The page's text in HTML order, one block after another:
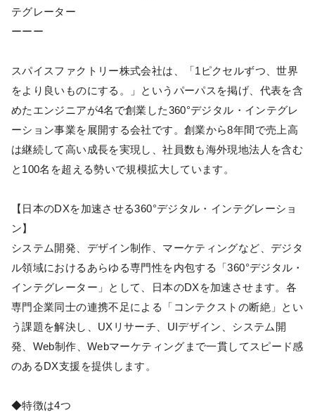
テグレーター
ーーー
スパイスファクトリー株式会社は、「1ピクセルずつ、世界
をより良いものにする。」というパーパスを掲げ、代表を含
めたエンジニアが4名で創業した360°デジタル・インテグレ
ーション事業を展開する会社です。創業から8年間で売上高
は継続して高い成長を実現し、社員数も海外現地法人を含む
と100名を超える勢いで規模拡大しています。
【日本のDXを加速させる360°デジタル・インテグレーショ
ン】
システム開発、デザイン制作、マーケティングなど、デジタ
ル領域におけるあらゆる専門性を内包する「360°デジタル・
インテグレーター」として、日本のDXを加速させます。各
専門企業同士の連携不足による「コンテクストの断絶」とい
う課題を解決し、UXリサーチ、UIデザイン、システム開
発、Web制作、Webマーケティングまで一貫してスピード感
のあるDX支援を提供します。
◆特徴は4つ